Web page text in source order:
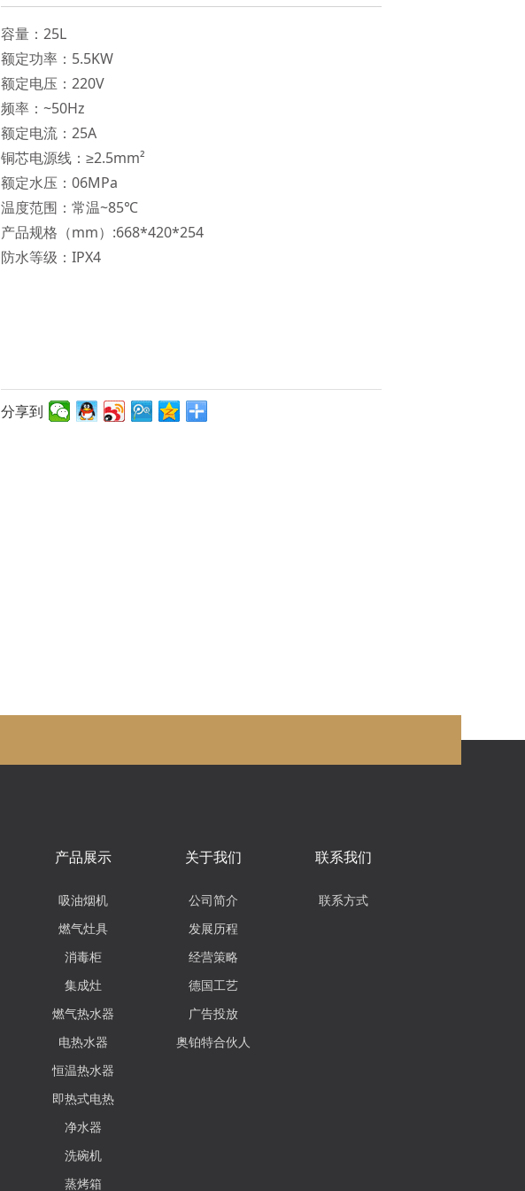
容量：25L
额定功率：5.5KW
额定电压：220V
频率：~50Hz
额定电流：25A
铜芯电源线：≥2.5mm²
额定水压：06MPa
温度范围：常温~85℃
产品规格（mm）:668*420*254
防水等级：IPX4
分享到
产品展示
吸油烟机
燃气灶具
消毒柜
集成灶
燃气热水器
电热水器
恒温热水器
即热式电热
净水器
洗碗机
蒸烤箱
关于我们
公司简介
发展历程
经营策略
德国工艺
广告投放
奥铂特合伙人
联系我们
联系方式